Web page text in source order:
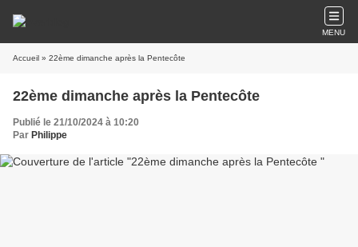
MENU
Accueil » 22ème dimanche après la Pentecôte
22ème dimanche après la Pentecôte
Publié le 21/10/2024 à 10:20
Par Philippe